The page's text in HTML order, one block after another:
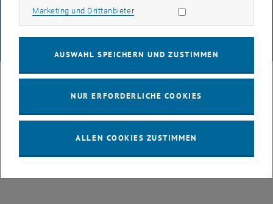
COOKIEEINSTELLUNGEN
Marketing und DrittanbieterMarketing Cookies zulassen
AUSWAHL SPEICHERN UND ZUSTIMMEN
NUR ERFORDERLICHE COOKIES
ALLEN COOKIES ZUSTIMMEN